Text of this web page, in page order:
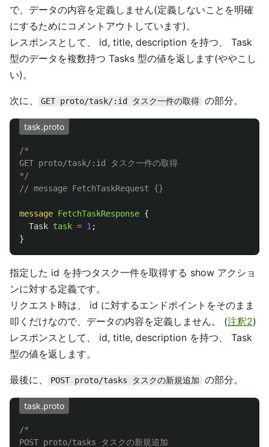
で、データの内容を定義しません(定義しないことを明確
にするためにコメントアウトしています)。
レスポンスとして、 id, title, description を持つ、 Task
型のデータを複数持つ Tasks 型の値を返します(ややこし
い)。
次に、 GET proto/task/:id タスク一件の取得 の部分。
task.proto
/*
GET proto/task/:id タスク一件の取得
*/
// message FetchTaskRequest {}
message FetchTaskResponse {
Task task = 1 ;
}
指定した id を持つタスク一件を取得する show アクショ
ンに対する定義です。
リクエスト時は、 id に対するエンドポイントをそのまま
叩くだけなので、データの内容を定義しません。 (注釈2)
レスポンスとして、 id, title, description を持つ、 Task
型の値を返します。
最後に、 POST proto/tasks タスクの新規追加 の部分。
task.proto
/*
POST proto/tasks タスクの新規追加